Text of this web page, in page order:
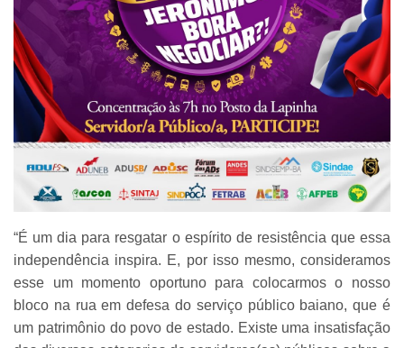
“É um dia para resgatar o espírito de resistência que essa
independência inspira. E, por isso mesmo, consideramos
esse um momento oportuno para colocarmos o nosso
bloco na rua em defesa do serviço público baiano, que é
um patrimônio do povo de estado. Existe uma insatisfação